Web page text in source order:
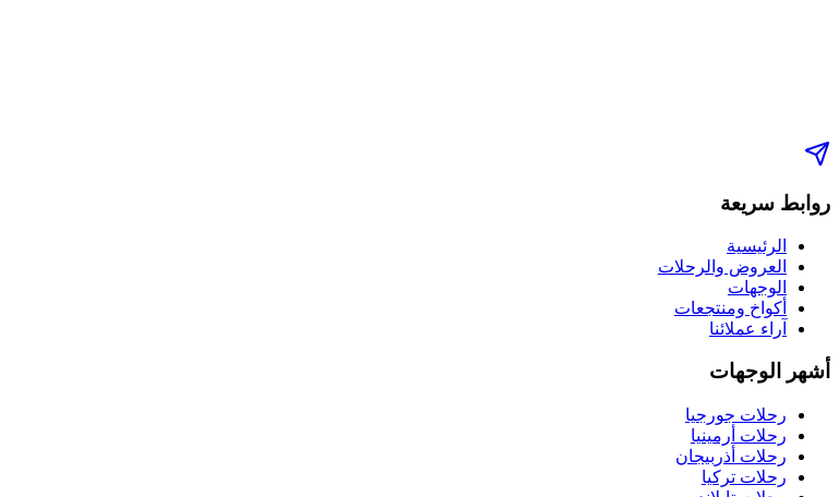
روابط سريعة
الرئيسية
العروض والرحلات
الوجهات
أكواخ ومنتجعات
آراء عملائنا
أشهر الوجهات
رحلات جورجيا
رحلات أرمينيا
رحلات أذربيجان
رحلات تركيا